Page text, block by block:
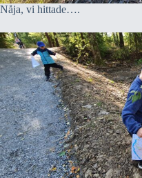
Nåja, vi hittade….